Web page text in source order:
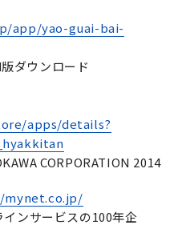
app/yao-guai-bai-
ロード
apps/details?
CORPORATION 2014
インサービスの100年企